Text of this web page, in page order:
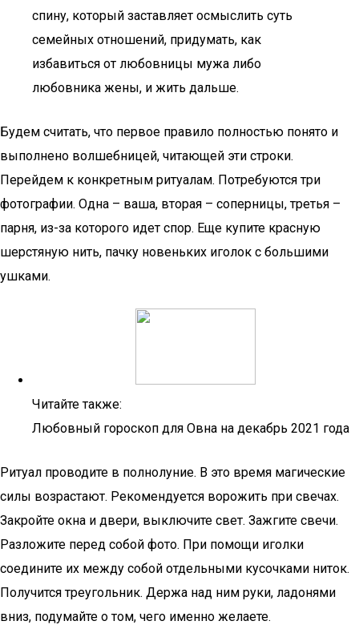
спину, который заставляет осмыслить суть
семейных отношений, придумать, как
избавиться от любовницы мужа либо
любовника жены, и жить дальше.
Будем считать, что первое правило полностью понято и
выполнено волшебницей, читающей эти строки.
Перейдем к конкретным ритуалам. Потребуются три
фотографии. Одна – ваша, вторая – соперницы, третья –
парня, из-за которого идет спор. Еще купите красную
шерстяную нить, пачку новеньких иголок с большими
ушками.
Читайте также:
Любовный гороскоп для Овна на декабрь 2021 года
Ритуал проводите в полнолуние. В это время магические
силы возрастают. Рекомендуется ворожить при свечах.
Закройте окна и двери, выключите свет. Зажгите свечи.
Разложите перед собой фото. При помощи иголки
соедините их между собой отдельными кусочками ниток.
Получится треугольник. Держа над ним руки, ладонями
вниз, подумайте о том, чего именно желаете.